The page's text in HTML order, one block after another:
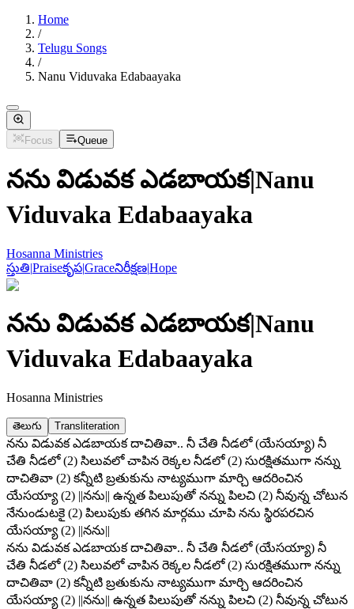
Home
/
Telugu Songs
/
Nanu Viduvaka Edabaayaka
Focus Queue
నను విడువక ఎడబాయక|Nanu
Viduvaka Edabaayaka
Hosanna Ministries
స్తుతి|Praiseకృప|Graceనిరీక్షణ|Hope
నను విడువక ఎడబాయక|Nanu
Viduvaka Edabaayaka
Hosanna Ministries
తెలుగు Transliteration
నను విడువక ఎడబాయక దాచితివా.. నీ చేతి నీడలో (యేసయ్యా) నీ
చేతి నీడలో (2) సిలువలో చాపిన రెక్కల నీడలో (2) సురక్షితముగా నన్ను
దాచితివా (2) కన్నీటి బ్రతుకును నాట్యముగా మార్చి ఆదరించిన
యేసయ్యా (2) ||నను|| ఉన్నత పిలుపుతో నన్ను పిలచి (2) నీవున్న చోటున
నేనుండుటకై (2) పిలుపుకు తగిన మార్గము చూపి నను స్థిరపరచిన
యేసయ్యా (2) ||నను||
నను విడువక ఎడబాయక దాచితివా.. నీ చేతి నీడలో (యేసయ్యా) నీ
చేతి నీడలో (2) సిలువలో చాపిన రెక్కల నీడలో (2) సురక్షితముగా నన్ను
దాచితివా (2) కన్నీటి బ్రతుకును నాట్యముగా మార్చి ఆదరించిన
యేసయ్యా (2) ||నను|| ఉన్నత పిలుపుతో నన్ను పిలచి (2) నీవున్న చోటున